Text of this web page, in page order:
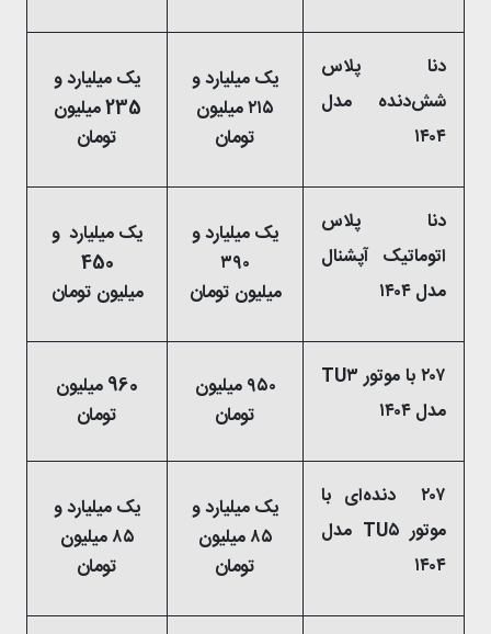
دنا پلاس
شش‌دنده‌‌ مدل
۱۴۰۴
یک میلیارد و
۲۱۵ میلیون
تومان
یک میلیارد و
235 میلیون
تومان
دنا پلاس
اتوماتیک آپشنال
مدل ۱۴۰۴
یک میلیارد و
۳۹۰
میلیون تومان
یک میلیارد و
450
میلیون تومان
۲۰۷ با موتور TU۳
مدل ۱۴۰۴
۹۵۰ میلیون
تومان
960 میلیون
تومان
۲۰۷ دنده‌ای با
موتور TU۵ مدل
۱۴۰۴
یک میلیارد و
۸۵ میلیون
تومان
یک میلیارد و
۸۵ میلیون
تومان